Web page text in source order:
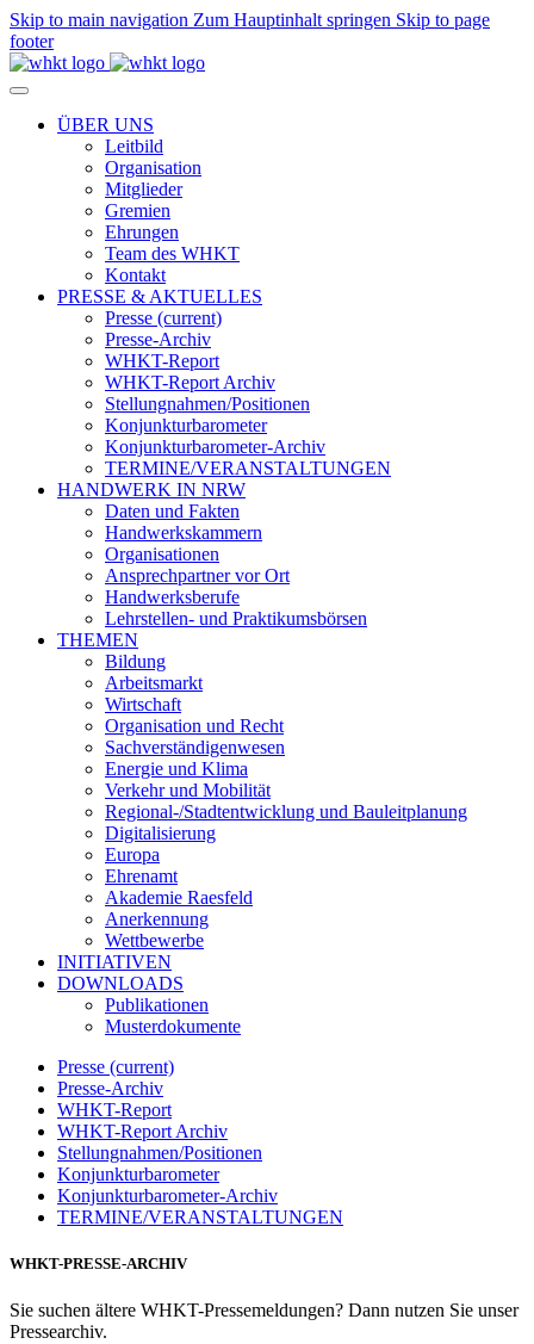
Skip to main navigation Zum Hauptinhalt springen Skip to page
footer
ÜBER UNS
Leitbild
Organisation
Mitglieder
Gremien
Ehrungen
Team des WHKT
Kontakt
PRESSE & AKTUELLES
Presse (current)
Presse-Archiv
WHKT-Report
WHKT-Report Archiv
Stellungnahmen/Positionen
Konjunkturbarometer
Konjunkturbarometer-Archiv
TERMINE/VERANSTALTUNGEN
HANDWERK IN NRW
Daten und Fakten
Handwerkskammern
Organisationen
Ansprechpartner vor Ort
Handwerksberufe
Lehrstellen- und Praktikumsbörsen
THEMEN
Bildung
Arbeitsmarkt
Wirtschaft
Organisation und Recht
Sachverständigenwesen
Energie und Klima
Verkehr und Mobilität
Regional-/Stadtentwicklung und Bauleitplanung
Digitalisierung
Europa
Ehrenamt
Akademie Raesfeld
Anerkennung
Wettbewerbe
INITIATIVEN
DOWNLOADS
Publikationen
Musterdokumente
Presse (current)
Presse-Archiv
WHKT-Report
WHKT-Report Archiv
Stellungnahmen/Positionen
Konjunkturbarometer
Konjunkturbarometer-Archiv
TERMINE/VERANSTALTUNGEN
WHKT-PRESSE-ARCHIV
Sie suchen ältere WHKT-Pressemeldungen? Dann nutzen Sie unser
Pressearchiv.